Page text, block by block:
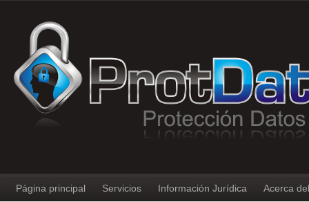
Página principal Servicios Información Jurídica Acerca